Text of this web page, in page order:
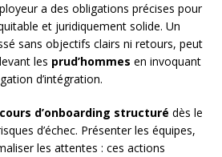
a des obligations précises pour
et juridiquement solide. Un
sans objectifs clairs ni retours, peut
les prud’hommes en invoquant
d’intégration.
d’onboarding structuré dès le
d’échec. Présenter les équipes,
les attentes : ces actions